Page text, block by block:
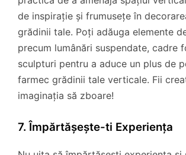
de inspirație și frumusețe în
grădinii tale. Poți adăuga elemente
precum lumânări suspendate, cadre
sculpturi pentru a aduce un plus de
farmec grădinii tale verticale. Fii
imaginația să zboare!
7. Împărtășește-ti Experiența